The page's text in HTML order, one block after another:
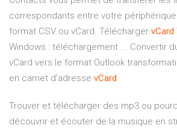
correspondants entre votre
format CSV ou vCard. Télécharger vCard
Windows : téléchargement ... Convertir
vCard vers le format Outlook
en carnet d'adresse vCard
Trouver et télécharger des mp3 ou
découvrir et écouter de la musique en